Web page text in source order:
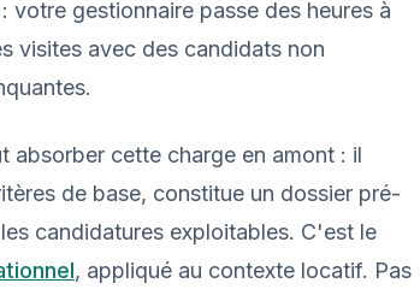
votre gestionnaire passe des heures à
visites avec des candidats non
absorber cette charge en amont : il
de base, constitue un dossier pré-
candidatures exploitables. C'est le
, appliqué au contexte locatif. Pas